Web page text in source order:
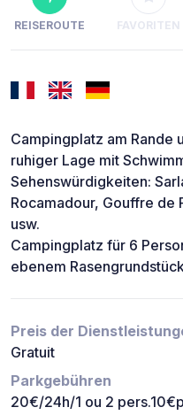
REISEROUTE FAVORITEN
Campingplatz am Rande
ruhiger Lage mit
Sehenswürdigkeiten:
Rocamadour, Gouffre de
usw.
Campingplatz für 6
ebenem
Preis der
Gratuit
Parkgebühren
20€/24h/1 ou 2